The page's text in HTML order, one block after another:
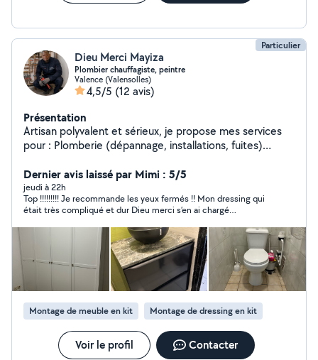
Particulier
Dieu Merci Mayiza
Plombier chauffagiste, peintre
Valence (Valensolles)
4,5/5 (12 avis)
Présentation
Artisan polyvalent et sérieux, je propose mes services
pour : Plomberie (dépannage, installations, fuites)
extérieure Tous travaux de bricolage
Dernier avis laissé par Mimi : 5/5
jeudi à 22h
Top !!!!!!!!! Je recommande les yeux fermés !! Mon dressing qui
était très compliqué et dur Dieu merci s’en ai chargé
parfait !!! Son travail est remarquable !!!
Montage de meuble en kit Montage de dressing en kit
Voir le profil Contacter